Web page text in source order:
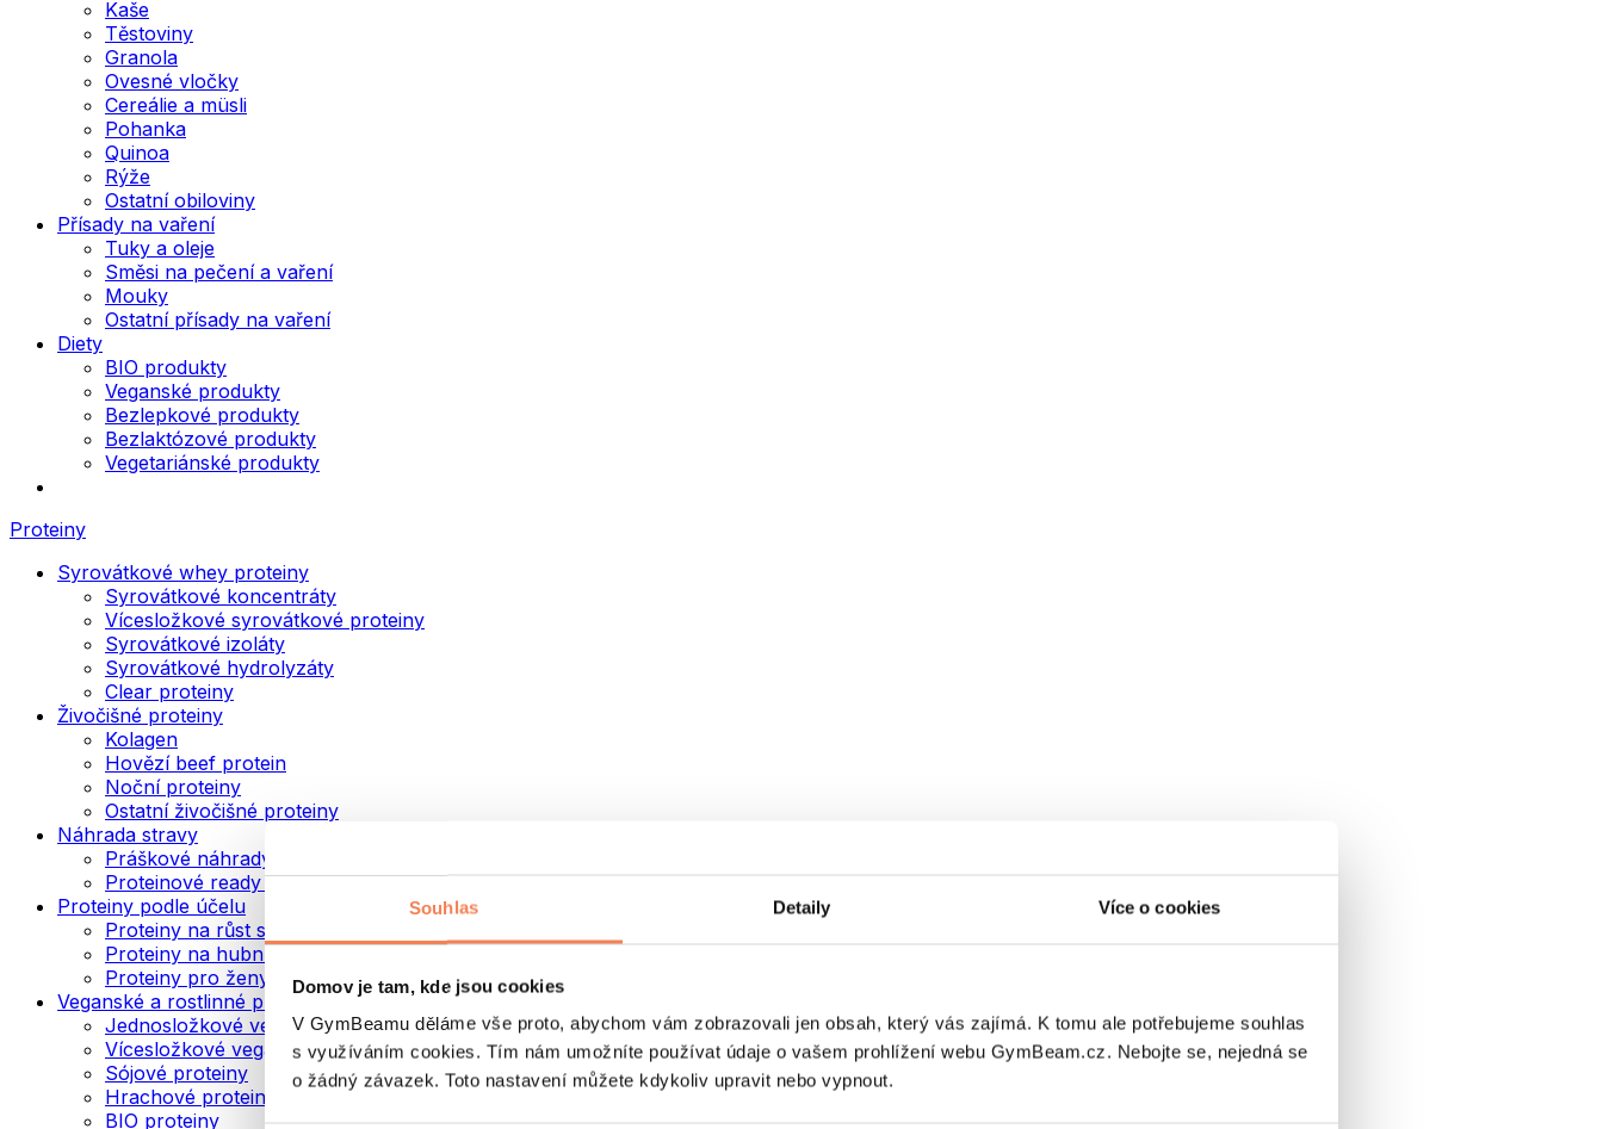
Souhlas Detaily Více o cookies
Domov je tam, kde jsou cookies
V GymBeamu děláme vše proto, abychom vám zobrazovali jen obsah, který vás zajímá. K tomu ale potřebujeme souhlas
s využíváním cookies. Tím nám umožníte používat údaje o vašem prohlížení webu GymBeam.cz. Nebojte se, nejedná se
o žádný závazek. Toto nastavení můžete kdykoliv upravit nebo vypnout.
Kaše
Těstoviny
Granola
Ovesné vločky
Cereálie a müsli
Pohanka
Quinoa
Rýže
Ostatní obiloviny
Přísady na vaření
Tuky a oleje
Směsi na pečení a vaření
Mouky
Ostatní přísady na vaření
Diety
BIO produkty
Veganské produkty
Bezlepkové produkty
Bezlaktózové produkty
Vegetariánské produkty
Proteiny
Syrovátkové whey proteiny
Syrovátkové koncentráty
Vícesložkové syrovátkové proteiny
Syrovátkové izoláty
Syrovátkové hydrolyzáty
Clear proteiny
Živočišné proteiny
Kolagen
Hovězí beef protein
Noční proteiny
Ostatní živočišné proteiny
Náhrada stravy
Práškové náhrady stravy
Proteinové ready to drink nápoje
Proteiny podle účelu
Proteiny na růst svalů
Proteiny na hubnutí
Proteiny pro ženy
Veganské a rostlinné proteiny
Jednosložkové veganské proteiny
Vícesložkové veganské proteiny
Sójové proteiny
Hrachové proteiny
BIO proteiny